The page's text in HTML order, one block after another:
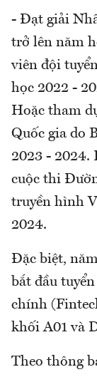
- Đạt giải
trở lên năm
viên đội
học 2022 -
Hoặc tham
Quốc gia do
2023 - 2024.
cuộc thi
truyền hình
2024.
Đặc biệt,
bắt đầu
chính
khối A01 và
Theo thông